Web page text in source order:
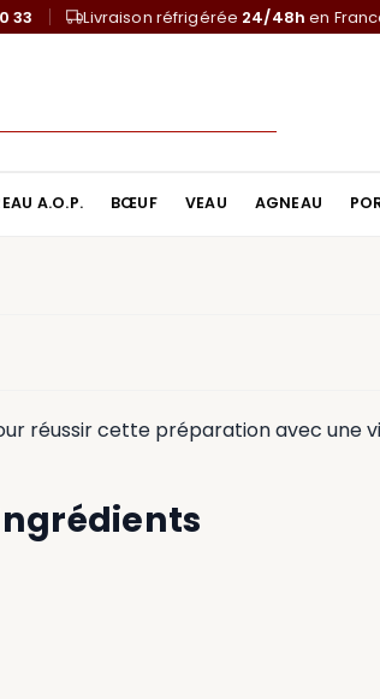
33 Livraison réfrigérée 24/48h en
A.O.P. BŒUF VEAU AGNEAU
réussir cette préparation avec une